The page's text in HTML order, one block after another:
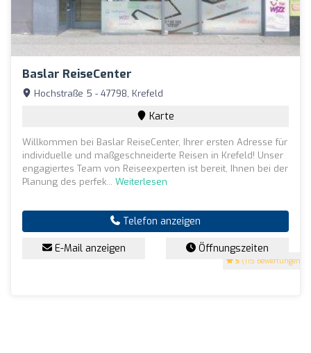
Baslar ReiseCenter
5 (115 Bewertungen)
Hochstraße 5 - 47798, Krefeld
Karte
Willkommen bei Baslar ReiseCenter, Ihrer ersten Adresse für
individuelle und maßgeschneiderte Reisen in Krefeld! Unser
engagiertes Team von Reiseexperten ist bereit, Ihnen bei der
Planung des perfek... Weiterlesen
Telefon anzeigen
E-Mail anzeigen Öffnungszeiten